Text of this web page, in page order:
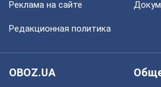
Реклама на сайте
Редакционная политика
OBOZ.UA